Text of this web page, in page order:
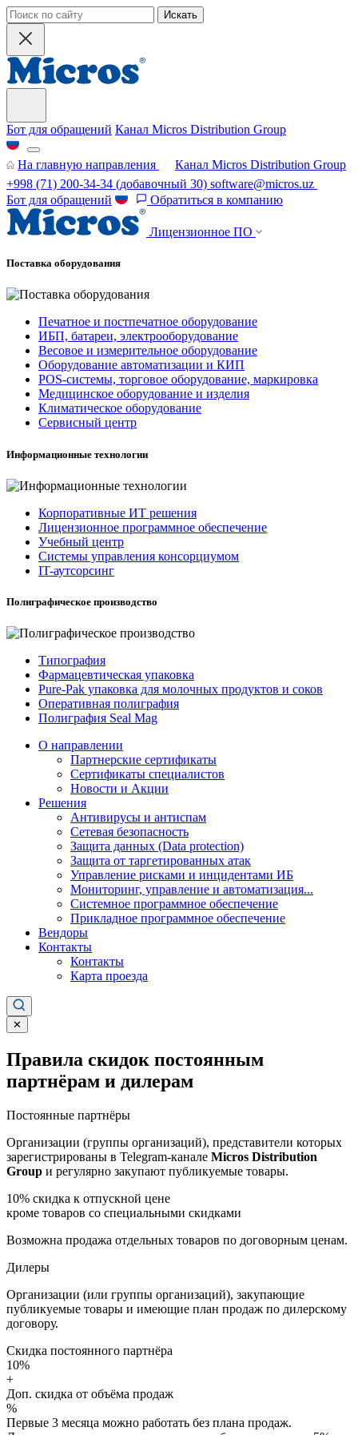
Искать
Бот для обращений Канал Micros Distribution Group
На главную направления
Канал Micros Distribution Group
+998 (71) 200-34-34 (добавочный 30) software@micros.uz
Бот для обращений
Обратиться в компанию
Лицензионное ПО
Поставка оборудования
Печатное и постпечатное оборудование
ИБП, батареи, электрооборудование
Весовое и измерительное оборудование
Оборудование автоматизации и КИП
POS-системы, торговое оборудование, маркировка
Медицинское оборудование и изделия
Климатическое оборудование
Сервисный центр
Информационные технологии
Корпоративные ИТ решения
Лицензионное программное обеспечение
Учебный центр
Системы управления консорциумом
IT-аутсорсинг
Полиграфическое производство
Типография
Фармацевтическая упаковка
Pure-Pak упаковка для молочных продуктов и соков
Оперативная полиграфия
Полиграфия Seal Mag
О направлении
Партнерские сертификаты
Сертификаты специалистов
Новости и Акции
Решения
Антивирусы и антиспам
Сетевая безопасность
Защита данных (Data protection)
Защита от таргетированных атак
Управление рисками и инцидентами ИБ
Мониторинг, управление и автоматизация...
Системное программное обеспечение
Прикладное программное обеспечение
Вендоры
Контакты
Контакты
Карта проезда
✕
Правила скидок постоянным
партнёрам и дилерам
Постоянные партнёры
Организации (группы организаций), представители которых
зарегистрированы в Telegram-канале Micros Distribution
Group и регулярно закупают публикуемые товары.
10% скидка к отпускной цене
кроме товаров со специальными скидками
Возможна продажа отдельных товаров по договорным ценам.
Дилеры
Организации (или группы организаций), закупающие
публикуемые товары и имеющие план продаж по дилерскому
договору.
Скидка постоянного партнёра
10%
+
Доп. скидка от объёма продаж
%
Первые 3 месяца можно работать без плана продаж.